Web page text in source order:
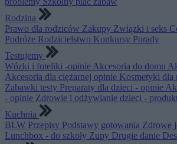
Rodzina
Prawo dla rodziców Zakupy Związki i seks
Podróże Rodzicielstwo Konkursy Porady
Testujemy
Wózki i foteliki -opinie Akcesoria do domu
Akcesoria dla ciężarnej opinie Kosmetyki dla
Zabawki testy Preparaty dla dzieci - opinie
- opinie Zdrowie i odżywianie dzieci -
Kuchnia
BLW Przepisy Podstawy gotowania Zdrowe
Lunchbox - do szkoły Zupy Drugie danie